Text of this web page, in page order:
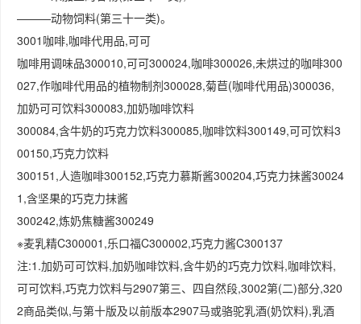
———动物饲料(第三十一类)。
3001咖啡,咖啡代用品,可可
咖啡用调味品300010,可可300024,咖啡300026,未烘过的咖啡300
027,作咖啡代用品的植物制剂300028,菊苣(咖啡代用品)300036,
加奶可可饮料300083,加奶咖啡饮料
300084,含牛奶的巧克力饮料300085,咖啡饮料300149,可可饮料3
00150,巧克力饮料
300151,人造咖啡300152,巧克力慕斯酱300204,巧克力抹酱30024
1,含坚果的巧克力抹酱
300242,炼奶焦糖酱300249
※麦乳精C300001,乐口福C300002,巧克力酱C300137
注:1.加奶可可饮料,加奶咖啡饮料,含牛奶的巧克力饮料,咖啡饮料,
可可饮料,巧克力饮料与2907第三、四自然段,3002第(二)部分,320
2商品类似,与第十版及以前版本2907马或骆驼乳酒(奶饮料),乳酒